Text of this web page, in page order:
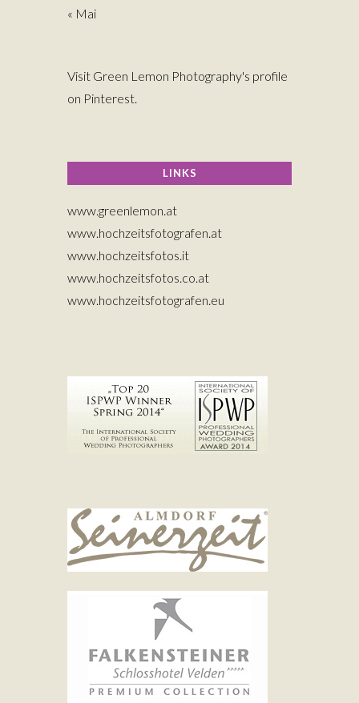
« Mai
Visit Green Lemon Photography's profile
on Pinterest.
LINKS
www.greenlemon.at
www.hochzeitsfotografen.at
www.hochzeitsfotos.it
www.hochzeitsfotos.co.at
www.hochzeitsfotografen.eu